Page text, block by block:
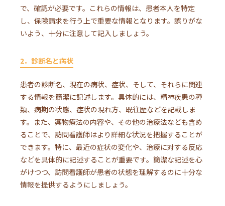
で、確認が必要です。これらの情報は、患者本人を特定
し、保険請求を行う上で重要な情報となります。誤りがな
いよう、十分に注意して記入しましょう。
2．診断名と病状
患者の診断名、現在の病状、症状、そして、それらに関連
する情報を簡潔に記述します。具体的には、精神疾患の種
類、病期の状態、症状の現れ方、既往歴などを記載しま
す。また、薬物療法の内容や、その他の治療法なども含め
ることで、訪問看護師はより詳細な状況を把握することが
できます。特に、最近の症状の変化や、治療に対する反応
などを具体的に記述することが重要です。簡潔な記述を心
がけつつ、訪問看護師が患者の状態を理解するのに十分な
情報を提供するようにしましょう。